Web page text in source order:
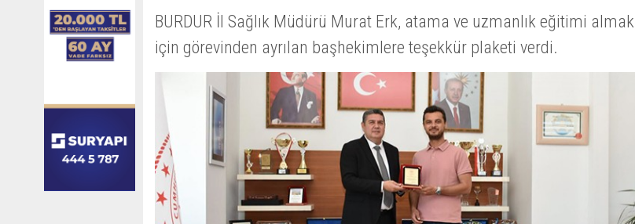
BURDUR İl Sağlık Müdürü Murat Erk, atama ve uzmanlık eğitimi almak
için görevinden ayrılan başhekimlere teşekkür plaketi verdi.